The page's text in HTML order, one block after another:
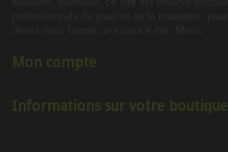
Mon compte
Informations sur votre boutique